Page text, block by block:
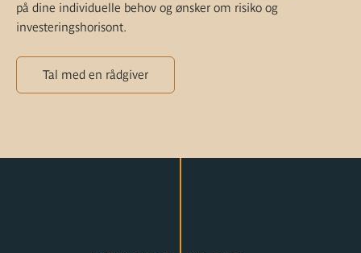
på dine individuelle behov og ønsker om risiko og
investeringshorisont.
Tal med en rådgiver